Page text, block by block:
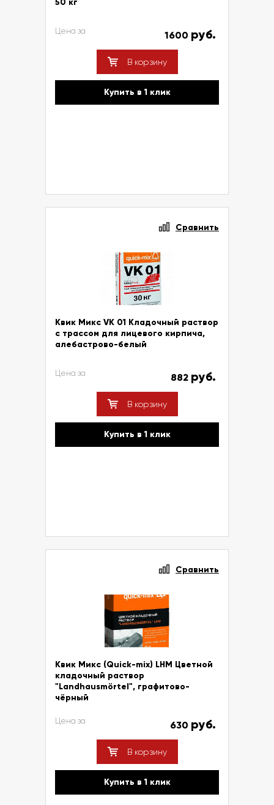
50 кг
Цена за 1600 руб.
В корзину
Купить в 1 клик
Сравнить
Квик Микс VK 01 Кладочный раствор
с трассом для лицевого кирпича,
алебастрово-белый
Цена за 882 руб.
В корзину
Купить в 1 клик
Сравнить
Квик Микс (Quick-mix) LHM Цветной
кладочный раствор
"Landhausmörtel", графитово-
чёрный
Цена за 630 руб.
В корзину
Купить в 1 клик